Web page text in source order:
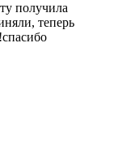
получила
теперь